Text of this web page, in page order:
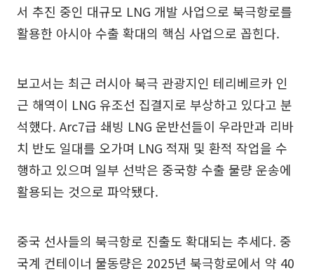
서 추진 중인 대규모 LNG 개발 사업으로 북극항로를
활용한 아시아 수출 확대의 핵심 사업으로 꼽힌다.
보고서는 최근 러시아 북극 관광지인 테리베르카 인
근 해역이 LNG 유조선 집결지로 부상하고 있다고 분
석했다. Arc7급 쇄빙 LNG 운반선들이 우라만과 리바
치 반도 일대를 오가며 LNG 적재 및 환적 작업을 수
행하고 있으며 일부 선박은 중국향 수출 물량 운송에
활용되는 것으로 파악됐다.
중국 선사들의 북극항로 진출도 확대되는 추세다. 중
국계 컨테이너 물동량은 2025년 북극항로에서 약 40